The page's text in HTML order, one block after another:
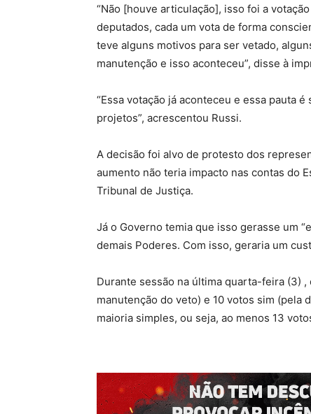
“Não [houve articulação], isso foi a
deputados, cada um vota de forma
teve alguns motivos para ser vetado,
manutenção e isso aconteceu”, disse à
“Essa votação já aconteceu e essa pauta
projetos”, acrescentou Russi.
A decisão foi alvo de protesto dos
aumento não teria impacto nas contas do
Tribunal de Justiça.
Já o Governo temia que isso gerasse um
demais Poderes. Com isso, geraria um
Durante sessão na última quarta-feira (3)
manutenção do veto) e 10 votos sim (pela
maioria simples, ou seja, ao menos 13